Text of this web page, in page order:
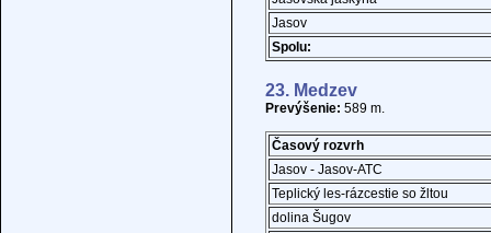
Jasov
Spolu:
23. Medzev
Prevýšenie: 589 m.
Časový rozvrh
Jasov - Jasov-ATC
Teplický les-rázcestie so žltou
dolina Šugov